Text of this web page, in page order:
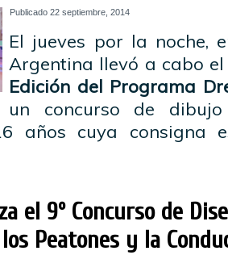
Publicado 22 septiembre, 2014
El jueves por la noche,
Argentina llevó a cabo
Edición del Programa
un concurso de
años cuya
el 9º Concurso de
Peatones y la